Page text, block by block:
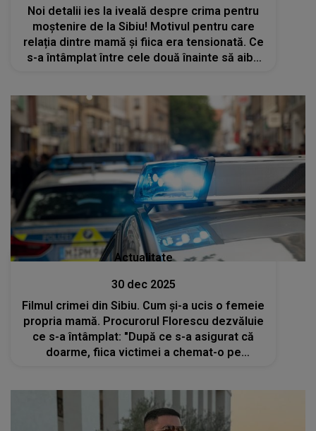
Noi detalii ies la iveală despre crima pentru
moștenire de la Sibiu! Motivul pentru care
relația dintre mamă și fiica era tensionată. Ce
s-a întâmplat între cele două înainte să aibă
Actualitate
30 dec 2025
Filmul crimei din Sibiu. Cum și-a ucis o femeie
propria mamă. Procurorul Florescu dezvăluie
ce s-a întâmplat: "După ce s-a asigurat că
doarme, fiica victimei a chemat-o pe